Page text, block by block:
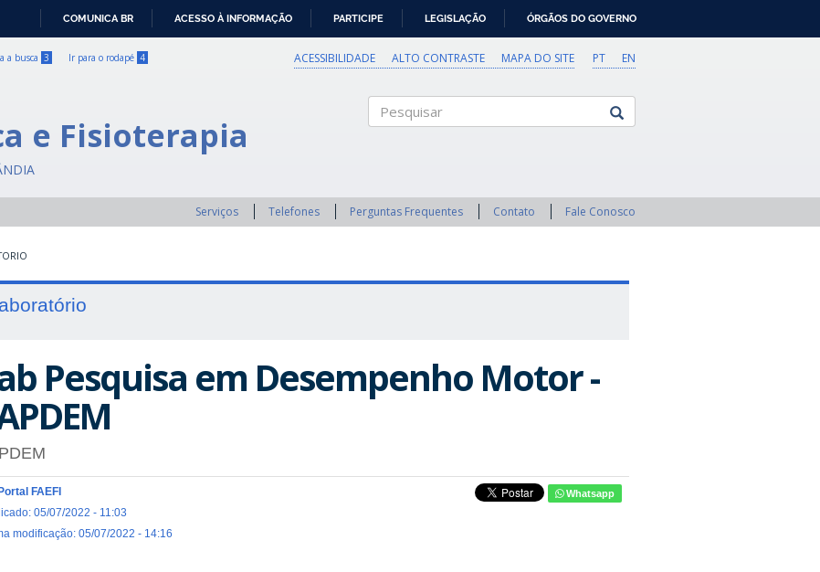
COMUNICA BR ACESSO À INFORMAÇÃO PARTICIPE LEGISLAÇÃO ÓRGÃOS DO GOVERNO
a busca 3 Ir para o rodapé 4 PT EN
ACESSIBILIDADE ALTO CONTRASTE MAPA DO SITE
e Fisioterapia
Serviços Telefones Perguntas Frequentes Contato Fale Conosco
Pesquisa em Desempenho Motor -
FAEFI
05/07/2022 - 11:03
modificação: 05/07/2022 - 14:16
Whatsapp